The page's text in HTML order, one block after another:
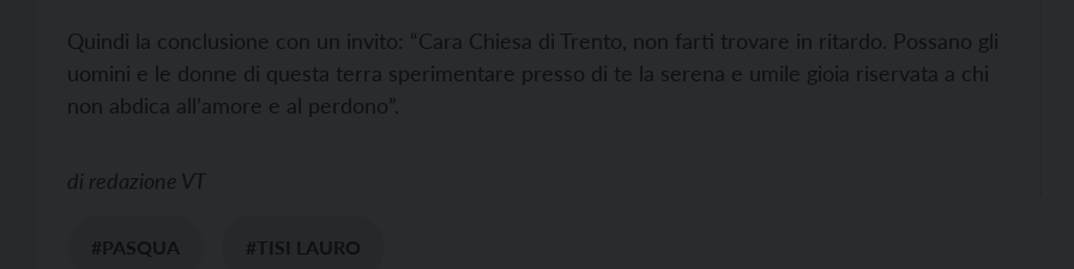
Quindi la conclusione con un invito: “Cara Chiesa di Trento, non farti trovare in ritardo. Possano gli
uomini e le donne di questa terra sperimentare presso di te la serena e umile gioia riservata a chi
non abdica all’amore e al perdono”.
di redazione VT
#PASQUA #TISI LAURO